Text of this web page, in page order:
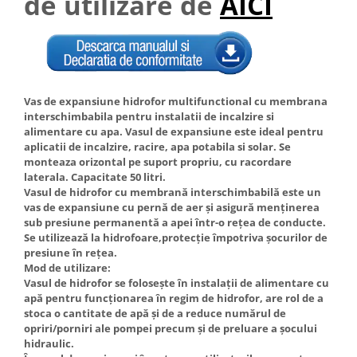
Pistoale de impact electrice si
pneumatice
Prelungitoare
Polizoare electrice de banc si
unghiulare
Rindele si freze pentru lemn
Redresoare auto - roboti de
pornire
Suflante cu aer cald
Scari metalice
Strungurii
Scule cu acumulator
Scule pentru electricieni
Hote Telescopice
Hote Traditionale
Hote Incorporabile
Hote Country
Hote Insula
Hote Cupolare
Accesorii, consumabile hote
Masini de tocat carne
Masini de carnati ( CARNATARI )
Masini de spalat vase
Masini de spalat vase incorporabile
Masini de spalat vase
independente
Masini de spalat rufe
Masini de spalat rufe frontale
Masini de spalat rufe verticale
Vas de expansiune hidrofor multifunctional cu membrana
interschimbabila pentru instalatii de incalzire si
alimentare cu apa. Vasul de expansiune este ideal pentru
aplicatii de incalzire, racire, apa potabila si solar. Se
monteaza orizontal pe suport propriu, cu racordare
laterala. Capacitate 50 litri.
Vasul de hidrofor cu membrană interschimbabilă este un
vas de expansiune cu pernă de aer şi asigură menţinerea
sub presiune permanentă a apei într-o reţea de conducte.
Se utilizează la hidrofoare,protecţie împotriva şocurilor de
presiune în reţea.
Mod de utilizare:
Vasul de hidrofor se foloseşte în instalaţii de alimentare cu
apă pentru funcţionarea în regim de hidrofor, are rol de a
stoca o cantitate de apă şi de a reduce numărul de
opriri/porniri ale pompei precum şi de preluare a şocului
hidraulic.